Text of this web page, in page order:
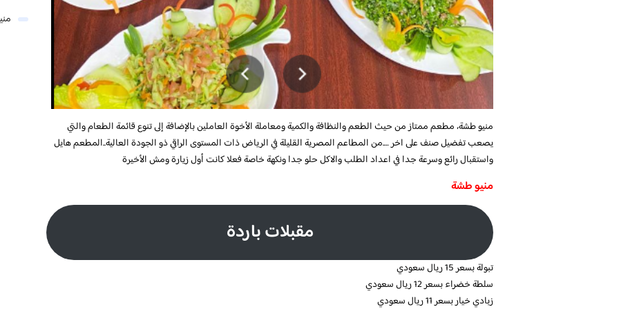
منيو طشة، مطعم ممتاز من حيث الطعم والنظافة والكمية ومعاملة الأخوة العاملين بالإضافة إلى تنوع قائمة الطعام والتي
يصعب تفضيل صنف على اخر ….من المطاعم المصرية القليلة في الرياض ذات المستوى الراقي ذو الجودة العالية..المطعم هايل
واستقبال رائع وسرعة جدا في اعداد الطلب والاكل حلو جدا ونكهة خاصة فعلا كانت أول زيارة ومش الأخيرة
منيو طشة
مقبلات باردة
تبولة بسعر 15 ريال سعودي
سلطة خضراء بسعر 12 ريال سعودي
زبادي خيار بسعر 11 ريال سعودي